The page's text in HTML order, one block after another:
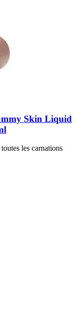
Skin Liquid
les carnations